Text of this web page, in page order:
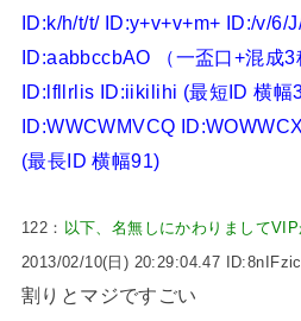
ID:k/h/t/t/ ID:y+v+v+m+ ID:/v/6/
ID:aabbccbAO （一盃口+混成3
ID:lfllrlis ID:iikilihi (最短ID 横幅
ID:WWCWMVCQ
(最長ID 横幅91)
122： 以下、名無しにかわりまして
2013/02/10(日) 20:29:04.47
割りとマジですごい